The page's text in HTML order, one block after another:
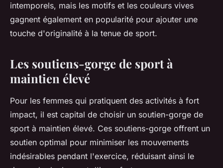
intemporels, mais les motifs et les couleurs vives
gagnent également en popularité pour ajouter une
touche d'originalité à la tenue de sport.
Les soutiens-gorge de sport à
maintien élevé
Pour les femmes qui pratiquent des activités à fort
impact, il est capital de choisir un soutien-gorge de
sport à maintien élevé. Ces soutiens-gorge offrent un
soutien optimal pour minimiser les mouvements
indésirables pendant l'exercice, réduisant ainsi le